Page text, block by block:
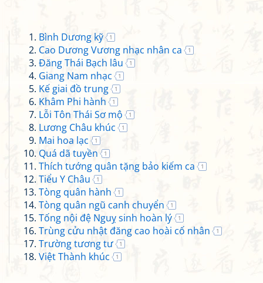
Bình Dương kỹ 1
Cao Dương Vương nhạc nhân ca 1
Đăng Thái Bạch lâu 1
Giang Nam nhạc 1
Kế giai đồ trung 1
Khâm Phi hành 1
Lỗi Tôn Thái Sơ mộ 1
Lương Châu khúc 1
Mai hoa lạc 1
Quá dã tuyền 1
Thích tướng quân tặng bảo kiếm ca 1
Tiểu Y Châu 1
Tòng quân hành 1
Tòng quân ngũ canh chuyển 1
Tống nội đệ Nguỵ sinh hoàn lý 1
Trùng cửu nhật đăng cao hoài cố nhân 1
Trường tương tư 1
Việt Thành khúc 1